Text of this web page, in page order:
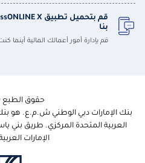
بنا
قم بإدارة أمور أعمالك المالية أينما
حقوق الطبع ©
بنك الإمارات دبي الوطني ش.م.ع. هو
الإمارات